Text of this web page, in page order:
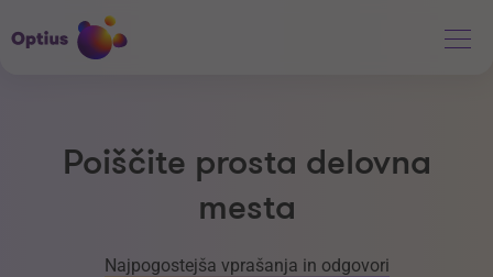
Poiščite prosta delovna
mesta
Najpogostejša vprašanja in odgovori